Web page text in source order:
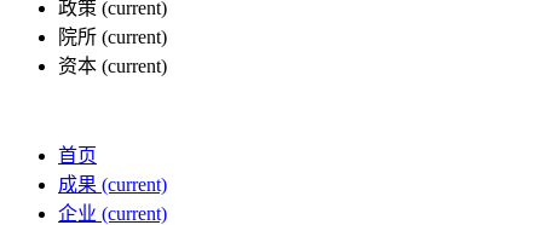
政策 (current)
院所 (current)
资本 (current)
首页
成果 (current)
企业 (current)